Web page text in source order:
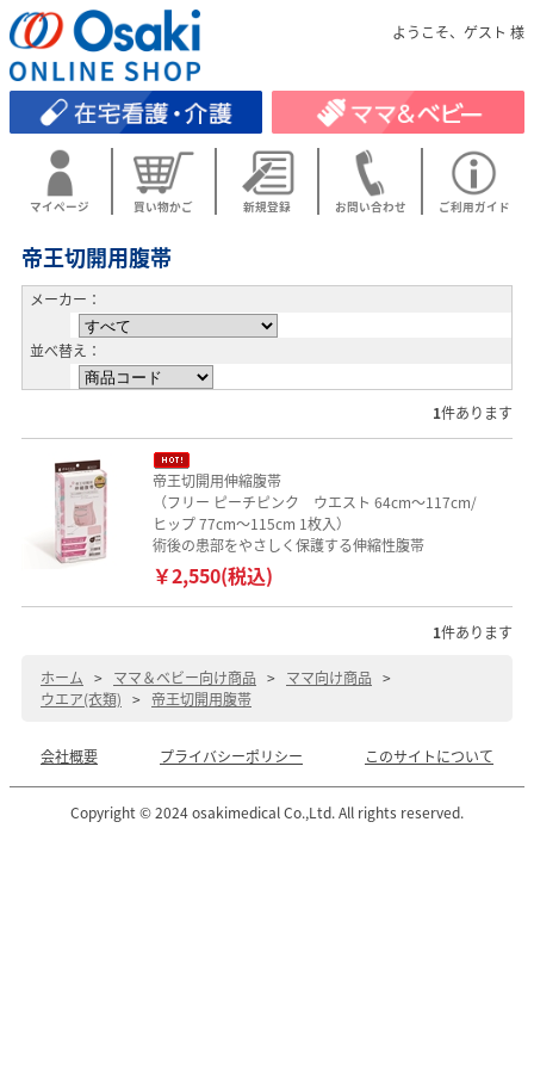
ようこそ、ゲスト 様
マイページ 買い物かご 新規登録 お問い合わせ ご利用ガイド
帝王切開用腹帯
メーカー：
並べ替え：
1件あります
帝王切開用伸縮腹帯
（フリー ピーチピンク ウエスト 64cm～117cm/
ヒップ 77cm～115cm 1枚入）
術後の患部をやさしく保護する伸縮性腹帯
￥2,550(税込)
1件あります
ホーム > ママ＆ベビー向け商品 > ママ向け商品 >
ウエア(衣類) > 帝王切開用腹帯
会社概要 プライバシーポリシー このサイトについて
Copyright © 2024 osakimedical Co.,Ltd. All rights reserved.